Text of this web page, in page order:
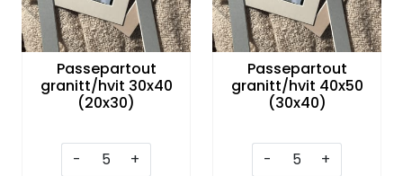
Passepartout
granitt/hvit 30x40
(20x30)
- +
Passepartout
granitt/hvit 40x50
(30x40)
- +